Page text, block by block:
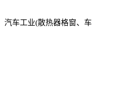
汽车工业(散热器格窗、车